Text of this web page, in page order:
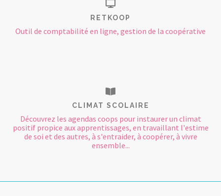
RETKOOP
Outil de comptabilité en ligne, gestion de la coopérative
CLIMAT SCOLAIRE
Découvrez les agendas coops pour instaurer un climat
positif propice aux apprentissages, en travaillant l'estime
de soi et des autres, à s'entraider, à coopérer, à vivre
ensemble...